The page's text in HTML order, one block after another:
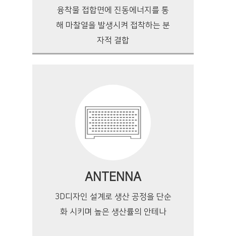
융착물 접합면에 진동에너지를 통
해 마찰열을 발생시켜 접착하는 분
자적 결합
ANTENNA
3D디자인 설계로 생산 공정을 단순
화 시키며 높은 생산률의 안테나